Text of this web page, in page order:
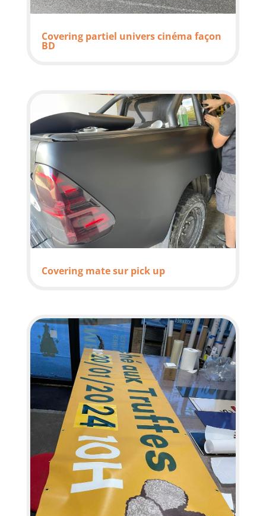
Covering partiel univers cinéma façon
BD
Covering mate sur pick up